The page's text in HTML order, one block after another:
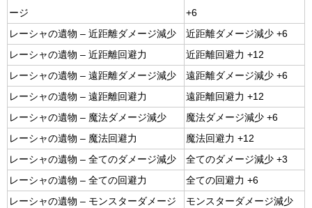
ージ
+6
レーシャの遺物 – 近距離ダメージ減少
近距離ダメージ減少 +6
レーシャの遺物 – 近距離回避力
近距離回避力 +12
レーシャの遺物 – 遠距離ダメージ減少
遠距離ダメージ減少 +6
レーシャの遺物 – 遠距離回避力
遠距離回避力 +12
レーシャの遺物 – 魔法ダメージ減少
魔法ダメージ減少 +6
レーシャの遺物 – 魔法回避力
魔法回避力 +12
レーシャの遺物 – 全てのダメージ減少
全てのダメージ減少 +3
レーシャの遺物 – 全ての回避力
全ての回避力 +6
レーシャの遺物 – モンスターダメージ
モンスターダメージ減少